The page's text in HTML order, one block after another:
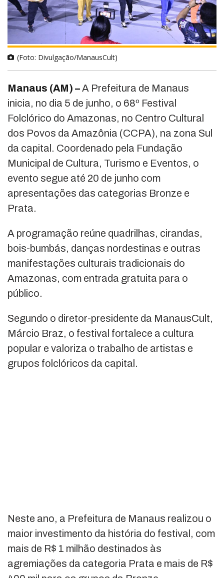
(Foto: Divulgação/ManausCult)
Manaus (AM) –A Prefeitura de Manaus
inicia, no dia 5 de junho, o 68º Festival
Folclórico do Amazonas, no Centro Cultural
dos Povos da Amazônia (CCPA), na zona Sul
da capital. Coordenado pela Fundação
Municipal de Cultura, Turismo e Eventos, o
evento segue até 20 de junho com
apresentações das categorias Bronze e
Prata.
A programação reúne quadrilhas, cirandas,
bois-bumbás, danças nordestinas e outras
manifestações culturais tradicionais do
Amazonas, com entrada gratuita para o
público.
Segundo o diretor-presidente da ManausCult,
Márcio Braz, o festival fortalece a cultura
popular e valoriza o trabalho de artistas e
grupos folclóricos da capital.
Neste ano, a Prefeitura de Manaus realizou o
maior investimento da história do festival, com
mais de R$ 1 milhão destinados às
agremiações da categoria Prata e mais de R$